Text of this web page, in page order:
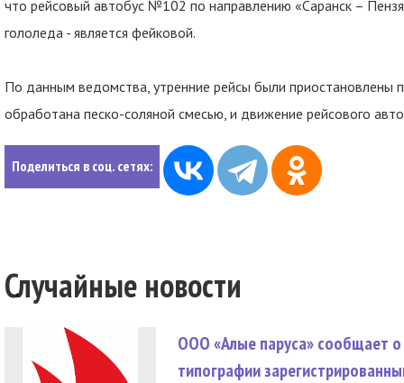
что рейсовый автобус №102 по направлению «Саранск –
гололеда - является фейковой.
По данным ведомства, утренние рейсы были приостановлены
обработана песко-соляной смесью, и движение рейсового
Поделиться в соц. сетях:
Случайные новости
ООО «Алые паруса» сообщает о
типографии